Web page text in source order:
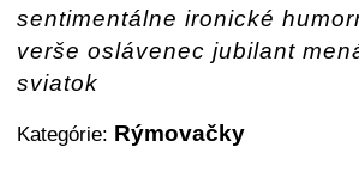
sentimentálne ironické
verše oslávenec jubilant
sviatok
Kategórie: Rýmovačky